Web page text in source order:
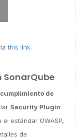
this link.
cumplimiento de
Security Plugin
estándar OWASP,
de